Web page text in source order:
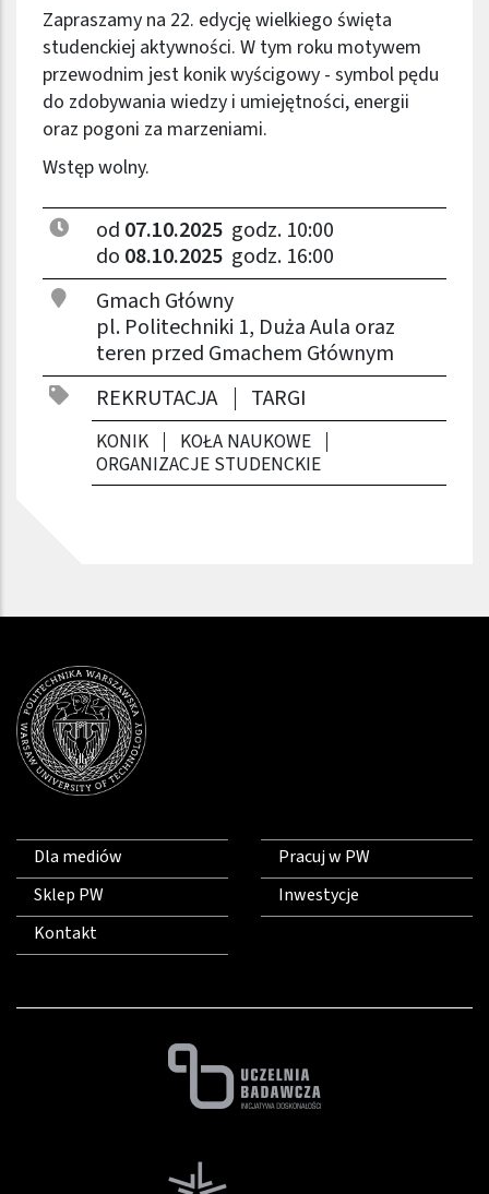
od 07.10.2025 godz. 10:00
do 08.10.2025 godz. 16:00
Gmach Główny
pl. Politechniki 1, Duża Aula oraz
teren przed Gmachem Głównym
REKRUTACJA
TARGI
KONIK
KOŁA NAUKOWE
ORGANIZACJE STUDENCKIE
Zapraszamy na 22. edycję wielkiego święta
studenckiej aktywności. W tym roku motywem
przewodnim jest konik wyścigowy - symbol pędu
do zdobywania wiedzy i umiejętności, energii
oraz pogoni za marzeniami.
Wstęp wolny.
Dla mediów
Sklep PW
Kontakt
Pracuj w PW
Inwestycje